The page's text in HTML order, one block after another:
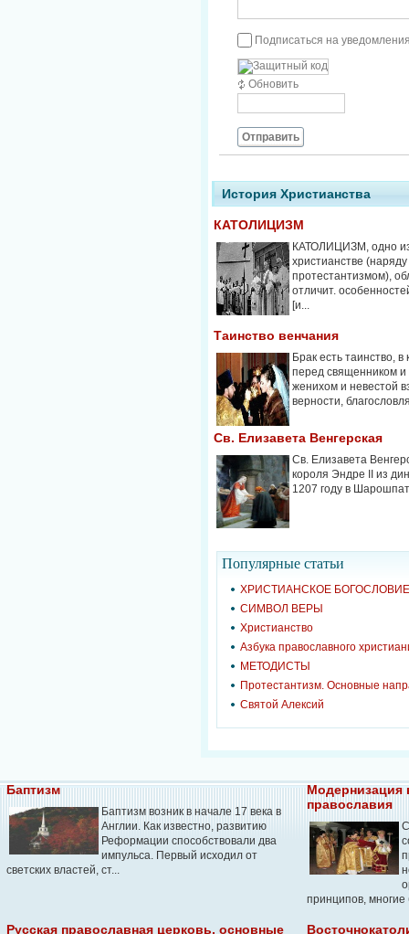
Подписаться на
Обновить
Отправить
История Христианства
КАТОЛИЦИЗМ
КАТОЛИЦИЗМ, одно
христианстве
протестантизмом),
отличит.
[и...
Таинство венчания
Брак есть таинство,
перед священником
женихом и невестой
верности,
Св. Елизавета Венгерская
Св. Елизавета
короля Эндре II из
1207 году в
Популярные cтатьи
ХРИСТИАНСКОЕ БОГОСЛОВИЕ
СИМВОЛ ВЕРЫ
Христианство
Азбука православного
МЕТОДИСТЫ
Протестантизм. Основные
Святой Алексий
Баптизм
Баптизм возник в начале 17 века в
Англии. Как известно, развитию
Реформации способствовали два
импульса. Первый исходил от
светских властей, ст...
Модернизация
православия
принципов, многие
Русская православная церковь, основные